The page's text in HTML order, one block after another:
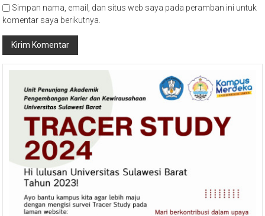
Simpan nama, email, dan situs web saya pada peramban ini untuk
komentar saya berikutnya.